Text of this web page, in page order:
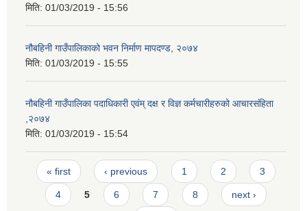
मिति: 01/03/2019 - 15:56
नौबहिनी गाउँपालिकाको भवन निर्माण मापदण्ड, २०७४
मिति: 01/03/2019 - 15:55
नौबहिनी गाउँपालिका पदाधिकारी एवंम् दक्ष र विज्ञ कर्मचारीहरुको आचारसंहिता
,२०७४
मिति: 01/03/2019 - 15:54
Pages
« first ‹ previous 1 2 3
4 5 6 7 8 next ›